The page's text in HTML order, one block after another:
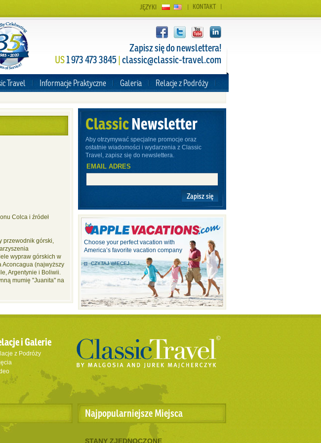
KONTAKT
JĘZYKI
Zapisz się do newslettera!
US1 973 473 3845|classic@classic-travel.com
Travel Informacje Praktyczne Galeria Relacje z Podróży
Colca i źródeł
przewodnik górski,
wypraw górskich w
Aconcagua (najwyższy
Argentynie i Boliwii.
mumię "Juanita" na
ClassicNewsletter
Aby otrzymywać specjalne promocje oraz
ostatnie wiadomości i wydarzenia z Classic
Travel, zapisz się do newslettera.
EMAIL ADRES
Zapisz się
Choose your perfect vacation with
America’s favorite vacation company
CZYTAJ WIECEJ
i Galerie
z Podróży
Najpopularniejsze Miejsca
STANY ZJEDNOCZONE